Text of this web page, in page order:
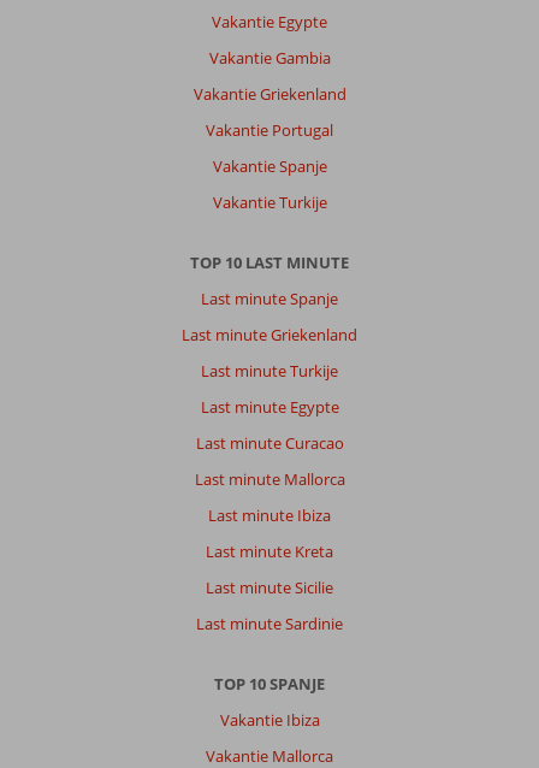
Vakantie Egypte
Vakantie Gambia
Vakantie Griekenland
Vakantie Portugal
Vakantie Spanje
Vakantie Turkije
TOP 10 LAST MINUTE
Last minute Spanje
Last minute Griekenland
Last minute Turkije
Last minute Egypte
Last minute Curacao
Last minute Mallorca
Last minute Ibiza
Last minute Kreta
Last minute Sicilie
Last minute Sardinie
TOP 10 SPANJE
Vakantie Ibiza
Vakantie Mallorca